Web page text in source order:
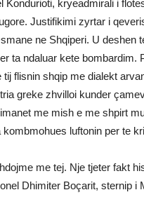
Kondurioti, kryeadmirali i
Justifikimi zyrtar i
ne Shqiperi. U deshen
ta ndaluar kete
tij flisnin shqip me dialekt
greke zhvilloi kunder
me mish e me shpirt
luftonin per te
me tej. Nje tjeter fakt
Dhimiter Boçarit, sternip